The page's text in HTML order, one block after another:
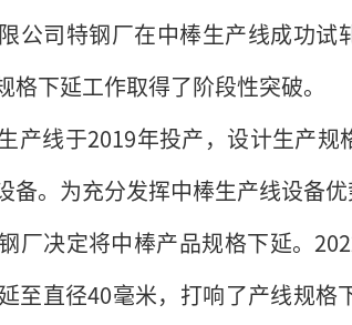
公司特钢厂在中棒生产线成功试
格下延工作取得了阶段性突破。
产线于2019年投产，设计生产规
备。为充分发挥中棒生产线设备优
厂决定将中棒产品规格下延。
至直径40毫米，打响了产线规